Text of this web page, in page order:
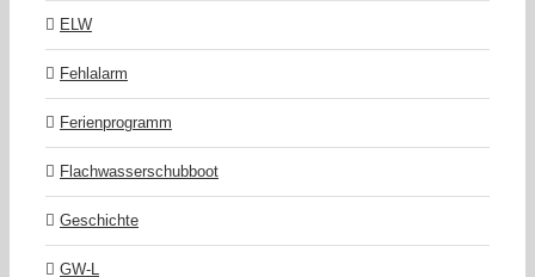
ELW
Fehlalarm
Ferienprogramm
Flachwasserschubboot
Geschichte
GW-L